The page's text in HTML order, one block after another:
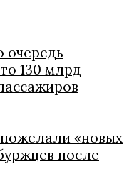
очередь
130 млрд
«новых
после